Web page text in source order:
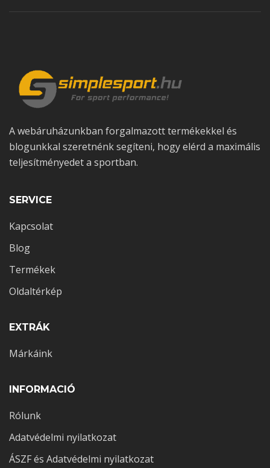
A webáruházunkban forgalmazott termékekkel és
blogunkkal szeretnénk segíteni, hogy elérd a maximális
teljesítményedet a sportban.
SERVICE
Kapcsolat
Blog
Termékek
Oldaltérkép
EXTRÁK
Márkáink
INFORMACIÓ
Rólunk
Adatvédelmi nyilatkozat
ÁSZF és Adatvédelmi nyilatkozat